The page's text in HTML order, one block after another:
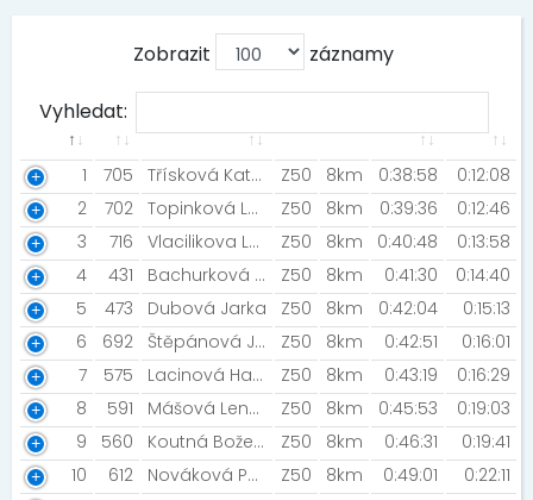
Zobrazit záznamy
Vyhledat:
1 705 Třísková Katarína Z50 8km 0:38:58
0:12:08
2
702 Topinková Lenka [Český běžecký klub, z. s. ] Z50 8km 0:39:36
0:12:46
3
716 Vlacilikova Lucie [Niva99] Z50 8km 0:40:48
0:13:58
4
431 Bachurková Jitka [Rozběháme Hodonín] Z50 8km 0:41:30
0:14:40
5
473 Dubová Jarka Z50 8km 0:42:04
0:15:13
6
692 Štěpánová Jana [NN NIGHT RUN] Z50 8km 0:42:51
0:16:01
7
575 Lacinová Hana [ZFP2025] Z50 8km 0:43:19
0:16:29
8
591 Mášová Lenka Z50 8km 0:45:53
0:19:03
9
560 Koutná Božena [RUN magazine Team] Z50 8km 0:46:31
0:19:41
10
612 Nováková Petra Z50 8km 0:49:01
0:22:11